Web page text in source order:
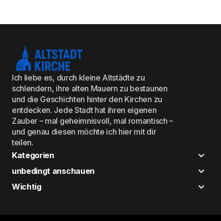
Ich liebe es, durch kleine Altstädte zu
schlendern, ihre alten Mauern zu bestaunen
und die Geschichten hinter den Kirchen zu
entdecken. Jede Stadt hat ihren eigenen
Zauber – mal geheimnisvoll, mal romantisch –
und genau diesen möchte ich hier mit dir
teilen.
Kategorien
unbedingt anschauen
Wichtig